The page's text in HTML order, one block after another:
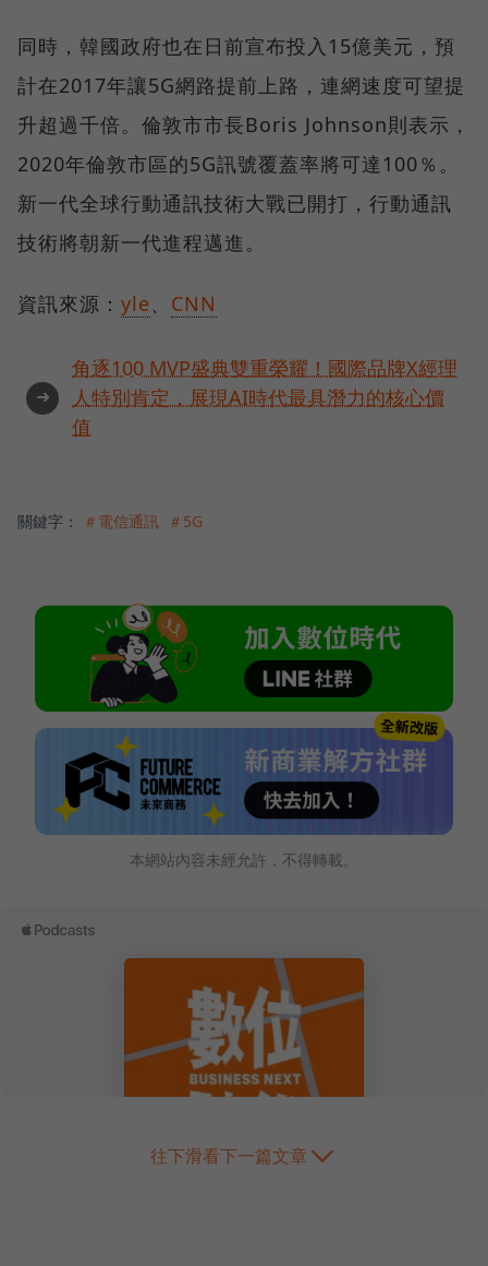
同時，韓國政府也在日前宣布投入15億美元，預
計在2017年讓5G網路提前上路，連網速度可望提
升超過千倍。倫敦市市長Boris Johnson則表示，
2020年倫敦市區的5G訊號覆蓋率將可達100％。
新一代全球行動通訊技術大戰已開打，行動通訊
技術將朝新一代進程邁進。
資訊來源： yle、 CNN
➜
角逐100 MVP盛典雙重榮耀！國際品牌X經理
人特別肯定，展現AI時代最具潛力的核心價
值
關鍵字： ＃電信通訊 ＃5G
本網站內容未經允許，不得轉載。
往下滑看下一篇文章